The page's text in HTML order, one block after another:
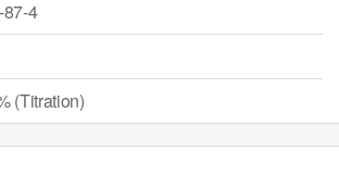
4
(Titration)